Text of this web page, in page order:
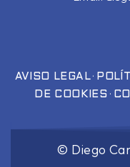
AVISO LEGAL·
DE COOKIES ·
© Diego